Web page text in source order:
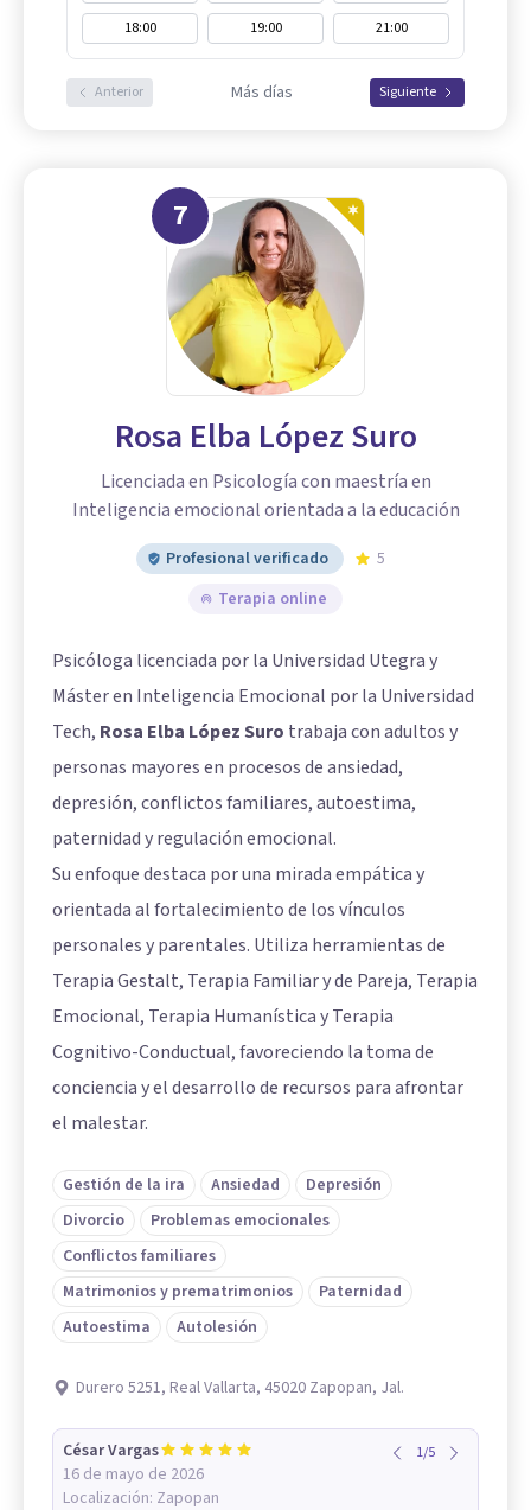
18:00
19:00 21:00
Anterior Más días Siguiente
7
Rosa Elba López Suro
Licenciada en Psicología con maestría en
Inteligencia emocional orientada a la educación
Profesional verificado
5
Terapia online
Psicóloga licenciada por la Universidad Utegra y
Máster en Inteligencia Emocional por la Universidad
Tech, Rosa Elba López Suro trabaja con adultos y
personas mayores en procesos de ansiedad,
depresión, conflictos familiares, autoestima,
paternidad y regulación emocional.
Su enfoque destaca por una mirada empática y
orientada al fortalecimiento de los vínculos
personales y parentales. Utiliza herramientas de
Terapia Gestalt, Terapia Familiar y de Pareja, Terapia
Emocional, Terapia Humanística y Terapia
Cognitivo-Conductual, favoreciendo la toma de
conciencia y el desarrollo de recursos para afrontar
el malestar.
Gestión de la ira Ansiedad
Depresión
Divorcio
Problemas emocionales
Conflictos familiares
Matrimonios y prematrimonios
Paternidad
Autoestima
Autolesión
Durero 5251, Real Vallarta, 45020 Zapopan, Jal.
César Vargas
16 de mayo de 2026
Localización: Zapopan
1/5